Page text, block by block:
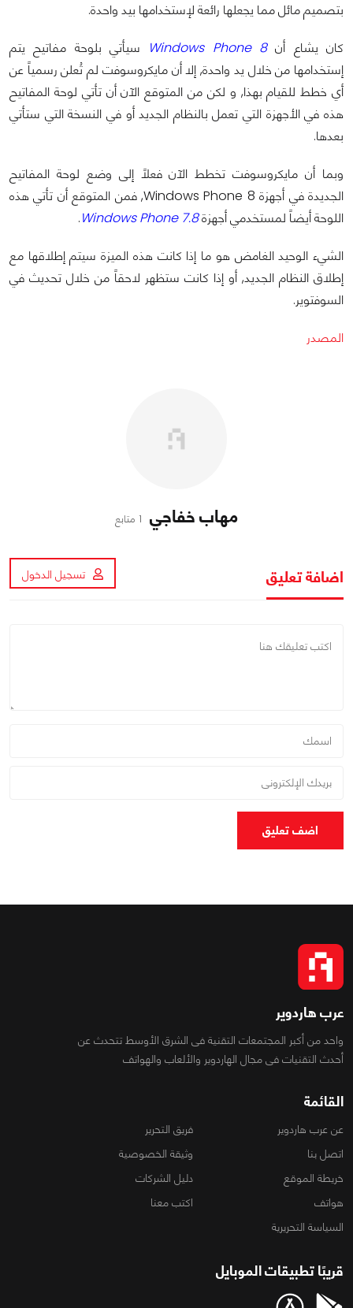
بتصميم مائل مما يجعلها رائعة لإستخدامها بيد واحدة.
كان يشاع أنWindows Phone 8
سيأتي بلوحة مفاتيح يتم
إستخدامها من خلال يد واحدة, إلا أن مايكروسوفت لم تُعلن رسمياً عن
أي خطط للقيام بهذا, و لكن من المتوقع الآن أن تأتي لوحة المفاتيح
هذه في الأجهزة التي تعمل بالنظام الجديد أو في النسخة التي ستأتي
بعدها.
وبما أن مايكروسوفت تخطط الآن فعلاً إلى وضع لوحة المفاتيح
الجديدة في أجهزة Windows Phone 8, فمن المتوقع أن تأتي هذه
اللوحة أيضاً لمستخدمي أجهزةWindows Phone 7.8
.
الشيء الوحيد الغامض هو ما إذا كانت هذه الميزة سيتم إطلاقها مع
إطلاق النظام الجديد, أو إذا كانت ستظهر لاحقاً من خلال تحديث في
السوفتوير.
المصدر
مهاب خفاجي 1 متابع
اضافة تعليق تسجيل الدخول
اضف تعليق
عرب هاردوير
واحد من أكبر المجتمعات التقنية فى الشرق الأوسط تتحدث عن
أحدث التقنيات فى مجال الهاردوير والألعاب والهواتف
القائمة
عن عرب هاردوير
فريق التحرير
اتصل بنا
وثيقة الخصوصية
خريطة الموقع
دليل الشركات
هواتف
اكتب معنا
السياسة التحريرية
قريبًا تطبيقات الموبايل